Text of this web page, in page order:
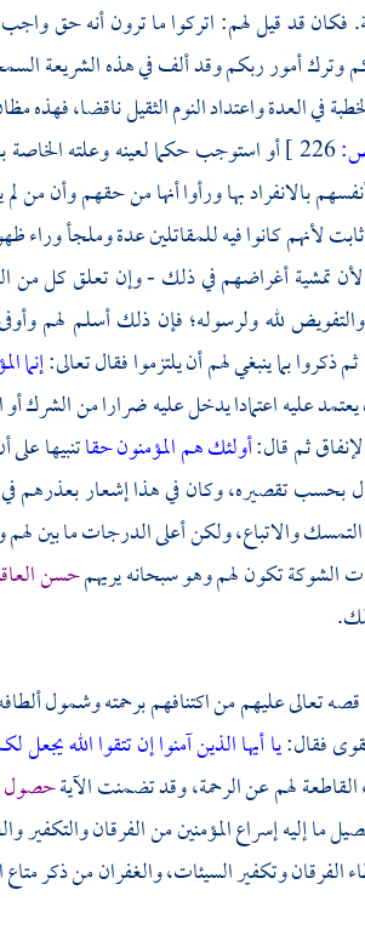
فكان قد قيل لهم: اتركوا ما ترون أنه حق
أمور ربكم وقد ألف في هذه الشريعة
في العدة واعتداد النوم الثقيل ناقضا، فهذه
226 ]
أو استوجب حكما لعينه وعلته الخاصة
بالانفراد بها ورأوا أنها من حقهم وأن من
لأنهم كانوا فيه للمقاتلين عدة وملجأ وراء
تمشية أغراضهم في ذلك - وإن تعلق كل من
لله ولرسوله؛ فإن ذلك أسلم لهم
ذكروا بما ينبغي لهم أن يلتزموا فقال تعالى:إنما
عليه اعتمادا يدخل عليه ضرارا من الشرك أو
ثم قال:أولئك هم المؤمنون حقاتنبيها
بحسب تقصيره، وكان في هذا إشعار بعذرهم في
التمسك والاتباع، ولكن أعلى الدرجات ما بين لهم
الشوكة تكون لهم وهو سبحانه يريهمحسن
قصه تعالى عليهم من اكتنافهم برحمته وشمول
فقال:يا أيها الذين آمنوا إن تتقوا الله يجعل
القاطعة لهم عن الرحمة، وقد تضمنت الآيةحصول
ما إليه إسراع المؤمنين من الفرقان والتكفير
الفرقان وتكفير السيئات، والغفران من ذكر